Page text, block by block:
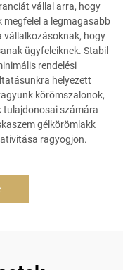
vállal arra, hogy
megfelel a legmagasabb
vállalkozásoknak, hogy
ügyfeleiknek. Stabil
rendelési
helyezett
körömszalonok,
tulajdonosai számára
gélkörömlakk
ragyogjon.